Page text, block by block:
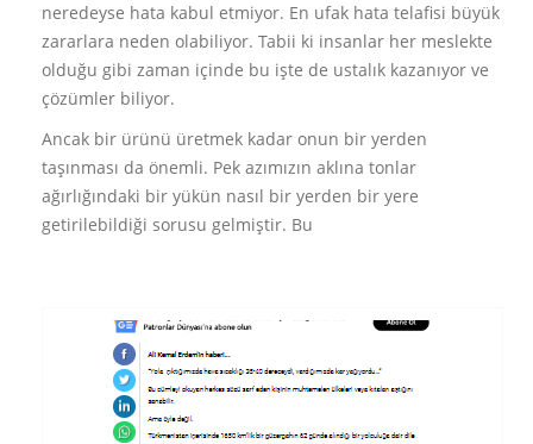
neredeyse hata kabul etmiyor. En ufak hata telafisi büyük
zararlara neden olabiliyor. Tabii ki insanlar her meslekte
olduğu gibi zaman içinde bu işte de ustalık kazanıyor ve
çözümler biliyor.
Ancak bir ürünü üretmek kadar onun bir yerden
taşınması da önemli. Pek azımızın aklına tonlar
ağırlığındaki bir yükün nasıl bir yerden bir yere
getirilebildiği sorusu gelmiştir. Bu